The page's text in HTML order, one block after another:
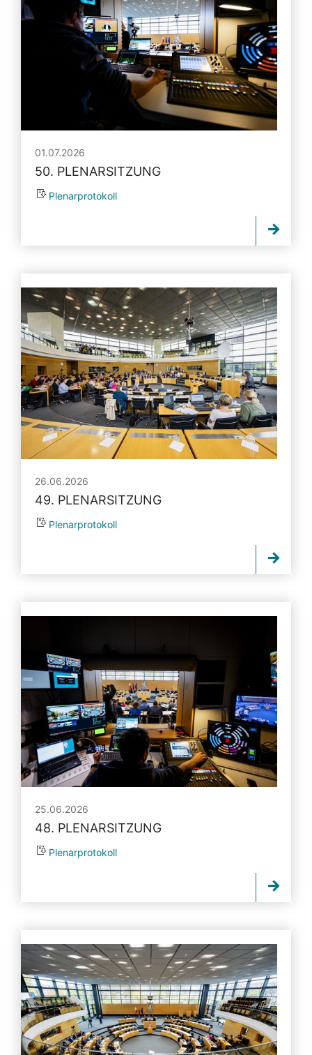
01.07.2026
50. PLENARSITZUNG
Plenarprotokoll
26.06.2026
49. PLENARSITZUNG
Plenarprotokoll
25.06.2026
48. PLENARSITZUNG
Plenarprotokoll